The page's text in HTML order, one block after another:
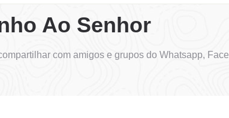
Ao Senhor
com amigos e grupos do Whatsapp,